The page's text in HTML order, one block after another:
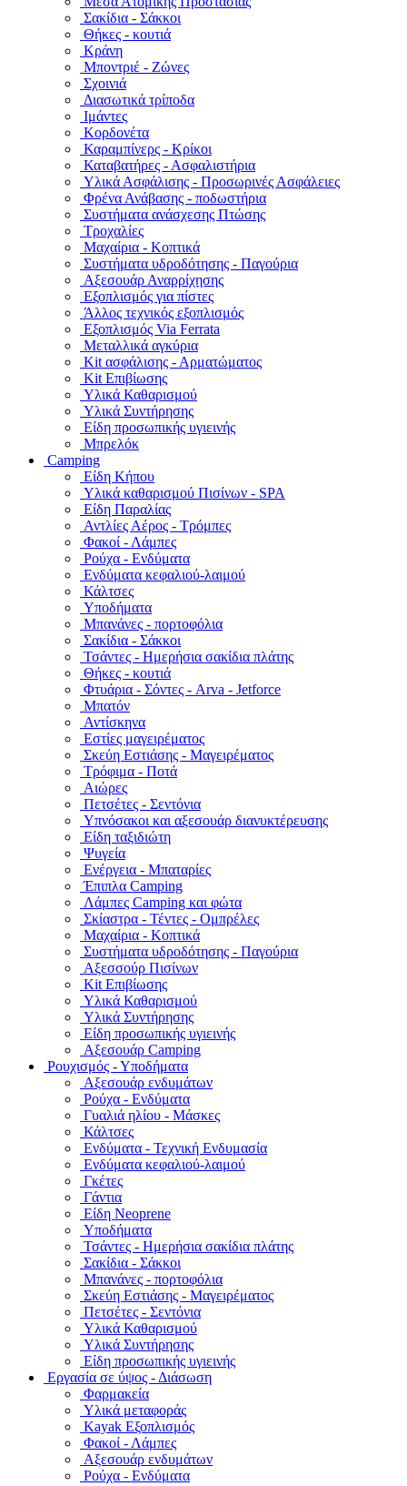
Σακίδια - Σάκκοι
Θήκες - κουτιά
Κράνη
Μποντριέ - Ζώνες
Σχοινιά
Διασωτικά τρίποδα
Ιμάντες
Κορδονέτα
Καραμπίνερς - Κρίκοι
Καταβατήρες - Ασφαλιστήρια
Υλικά Ασφάλισης - Προσωρινές Ασφάλειες
Φρένα Ανάβασης - ποδωστήρια
Συστήματα ανάσχεσης Πτώσης
Τροχαλίες
Μαχαίρια - Κοπτικά
Συστήματα υδροδότησης - Παγούρια
Αξεσουάρ Αναρρίχησης
Εξοπλισμός για πίστες
Άλλος τεχνικός εξοπλισμός
Εξοπλισμός Via Ferrata
Μεταλλικά αγκύρια
Kit ασφάλισης - Αρματώματος
Kit Επιβίωσης
Υλικά Καθαρισμού
Υλικά Συντήρησης
Είδη προσωπικής υγιεινής
Μπρελόκ
Camping
Είδη Κήπου
Υλικά καθαρισμού Πισίνων - SPA
Είδη Παραλίας
Αντλίες Αέρος - Τρόμπες
Φακοί - Λάμπες
Ρούχα - Ενδύματα
Ενδύματα κεφαλιού-λαιμού
Κάλτσες
Υποδήματα
Μπανάνες - πορτοφόλια
Σακίδια - Σάκκοι
Τσάντες - Ημερήσια σακίδια πλάτης
Θήκες - κουτιά
Φτυάρια - Σόντες - Arva - Jetforce
Μπατόν
Αντίσκηνα
Εστίες μαγειρέματος
Σκεύη Εστιάσης - Μαγειρέματος
Τρόφιμα - Ποτά
Αιώρες
Πετσέτες - Σεντόνια
Υπνόσακοι και αξεσουάρ διανυκτέρευσης
Είδη ταξιδιώτη
Ψυγεία
Ενέργεια - Μπαταρίες
Έπιπλα Camping
Λάμπες Camping και φώτα
Σκίαστρα - Τέντες - Ομπρέλες
Μαχαίρια - Κοπτικά
Συστήματα υδροδότησης - Παγούρια
Αξεσσούρ Πισίνων
Kit Επιβίωσης
Υλικά Καθαρισμού
Υλικά Συντήρησης
Είδη προσωπικής υγιεινής
Αξεσουάρ Camping
Ρουχισμός - Υποδήματα
Αξεσουάρ ενδυμάτων
Ρούχα - Ενδύματα
Γυαλιά ηλίου - Μάσκες
Κάλτσες
Ενδύματα - Τεχνική Ενδυμασία
Ενδύματα κεφαλιού-λαιμού
Γκέτες
Γάντια
Είδη Neoprene
Υποδήματα
Τσάντες - Ημερήσια σακίδια πλάτης
Σακίδια - Σάκκοι
Μπανάνες - πορτοφόλια
Σκεύη Εστιάσης - Μαγειρέματος
Πετσέτες - Σεντόνια
Υλικά Καθαρισμού
Υλικά Συντήρησης
Είδη προσωπικής υγιεινής
Εργασία σε ύψος - Διάσωση
Φαρμακεία
Υλικά μεταφοράς
Kayak Εξοπλισμός
Φακοί - Λάμπες
Αξεσουάρ ενδυμάτων
Ρούχα - Ενδύματα